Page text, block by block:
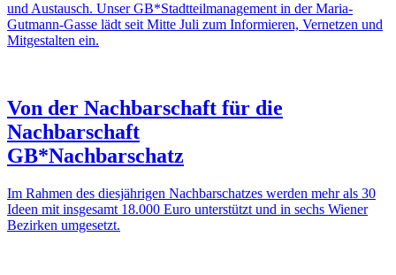
und Austausch. Unser GB*Stadtteilmanagement in der Maria-
Gutmann-Gasse lädt seit Mitte Juli zum Informieren, Vernetzen und
Mitgestalten ein.
Von der Nachbarschaft für die
Nachbarschaft
GB*Nachbarschatz
Im Rahmen des diesjährigen Nachbarschatzes werden mehr als 30
Ideen mit insgesamt 18.000 Euro unterstützt und in sechs Wiener
Bezirken umgesetzt.